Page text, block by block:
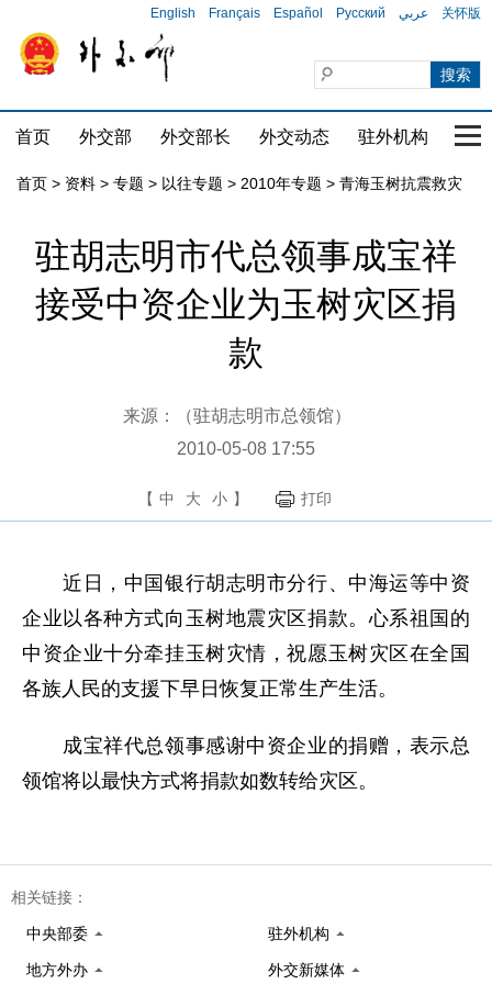
English Français Español Русский عربي 关怀版
首页 外交部 外交部长 外交动态 驻外机构 国
首页 > 资料 > 专题 > 以往专题 > 2010年专题 > 青海玉树抗震救灾
驻胡志明市代总领事成宝祥
接受中资企业为玉树灾区捐
款
来源：（驻胡志明市总领馆）
2010-05-08 17:55
【 中 大 小 】 打印
近日，中国银行胡志明市分行、中海运等中资
企业以各种方式向玉树地震灾区捐款。心系祖国的
中资企业十分牵挂玉树灾情，祝愿玉树灾区在全国
各族人民的支援下早日恢复正常生产生活。
成宝祥代总领事感谢中资企业的捐赠，表示总
领馆将以最快方式将捐款如数转给灾区。
相关链接：
中央部委 驻外机构
地方外办 外交新媒体